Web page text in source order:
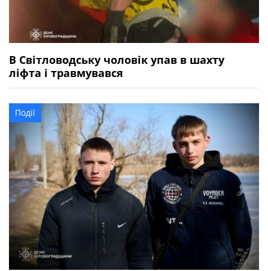
В Світловодську чоловік упав в шахту
ліфта і травмувався
Події